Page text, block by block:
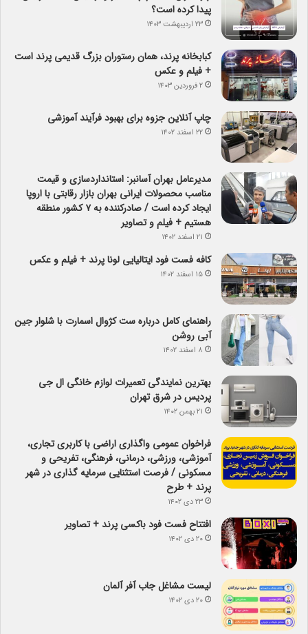
پیدا کرده است؟
۲۳ اردیبهشت ۱۴۰۳
کبابخانه پرند، همان رستوران بزرگ قدیمی پرند است
+ فیلم و عکس
۲ فروردین ۱۴۰۳
چاپ آنلاین جزوه برای بهبود فرآیند آموزشی
۲۲ اسفند ۱۴۰۲
مدیرعامل بهران آسانبر: استانداردسازی و قیمت
مناسب محصولات ایرانی بهران بازار رقابتی با اروپا
ایجاد کرده است / صادرکننده به ۷ کشور منطقه
هستیم + فیلم و تصاویر
۲۱ اسفند ۱۴۰۲
کافه فست فود ایتالیایی لونا پرند + فیلم و عکس
۱۵ اسفند ۱۴۰۲
راهنمای کامل درباره ست کژوال اسمارت با شلوار جین
آبی روشن
۸ اسفند ۱۴۰۲
بهترین نمایندگی تعمیرات لوازم خانگی ال جی
پردیس در شرق تهران
۲۱ بهمن ۱۴۰۲
فراخوان عمومی واگذاری اراضی با کاربری تجاری،
آموزشی، ورزشی، درمانی، فرهنگی، تفریحی و
مسکونی / فرصت استثنایی سرمایه گذاری در شهر
پرند + طرح
۲۳ دی ۱۴۰۲
افتتاح فست فود باکسی پرند + تصاویر
۲۰ دی ۱۴۰۲
لیست مشاغل جاب آفر آلمان
۲۰ دی ۱۴۰۲